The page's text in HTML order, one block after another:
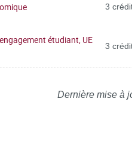
3
étudiant, UE
3
Dernière mise à